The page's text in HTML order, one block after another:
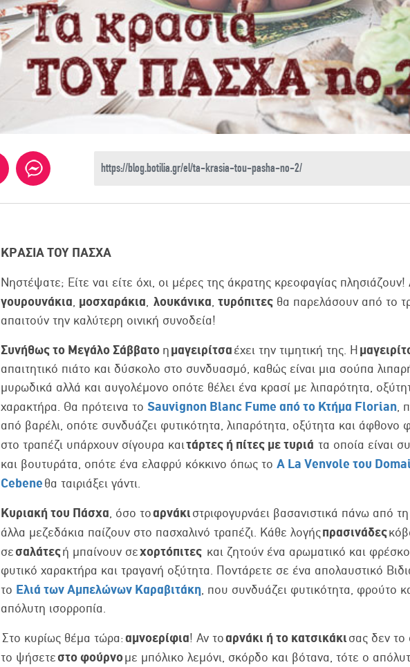
ΚΡΑΣΙΑ ΤΟΥ ΠΑΣΧΑ
Νηστέψατε; Είτε ναι είτε όχι, οι μέρες της άκρατης κρεοφαγίας πλησιάζουν!
γουρουνάκια μοσχαράκια λουκάνικα τυρόπιτες θα παρελάσουν από το
απαιτούν την καλύτερη οινική συνοδεία!
Συνήθως το Μεγάλο Σάββατο η μαγειρίτσα έχει την τιμητική της. Η
απαιτητικό πιάτο και δύσκολο στο συνδυασμό, καθώς είναι μια σούπα
μυρωδικά αλλά και αυγολέμονο οπότε θέλει ένα κρασί με λιπαρότητα,
χαρακτήρα. Θα πρότεινα το Sauvignon Blanc Fume από το Κτήμα Florian ,
από βαρέλι, οπότε συνδυάζει φυτικότητα, λιπαρότητα, οξύτητα και άφθονο
στο τραπέζι υπάρχουν σίγουρα και τάρτες ή πίτες με τυριά τα οποία είναι
και βουτυράτα, οπότε ένα ελαφρύ κόκκινο όπως το A La Venvole του
Cebene θα ταιριάξει γάντι.
Κυριακή του Πάσχα , όσο τοαρνάκι στριφογυρνάει βασανιστικά πάνω από
άλλα μεζεδάκια παίζουν στο πασχαλινό τραπέζι. Κάθε λογήςπρασινάδες
σεσαλάτεςή μπαίνουν σεχορτόπιτες και ζητούν ένα αρωματικό και
φυτικό χαρακτήρα και τραγανή οξύτητα. Ποντάρετε σε ένα απολαυστικό
το Ελιά των Αμπελώνων Καραβιτάκη , που συνδυάζει φυτικότητα, φρούτο
απόλυτη ισορροπία.
Στο κυρίως θέμα τώρα:αμνοερίφια! Αν τοαρνάκι ή το κατσικάκι σας δεν το
το ψήσετεστο φούρνομε μπόλικο λεμόνι, σκόρδο και βότανα, τότε ο